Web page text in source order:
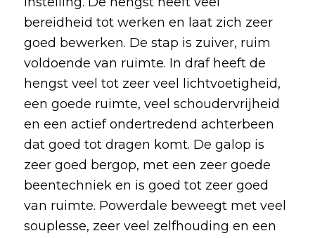
bereidheid tot werken en laat zich zeer
goed bewerken. De stap is zuiver, ruim
voldoende van ruimte. In draf heeft de
hengst veel tot zeer veel lichtvoetigheid,
een goede ruimte, veel schoudervrijheid
en een actief ondertredend achterbeen
dat goed tot dragen komt. De galop is
zeer goed bergop, met een zeer goede
beentechniek en is goed tot zeer goed
van ruimte. Powerdale beweegt met veel
souplesse, zeer veel zelfhouding en een